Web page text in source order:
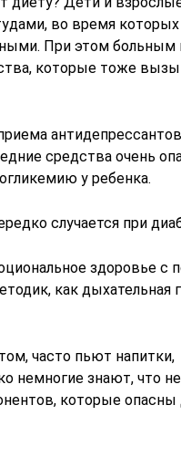
во время
При этом больным
которые тоже
средства очень
у ребенка.
случается при
здоровье с
как дыхательная
часто пьют напитки,
немногие знают, что
которые опасны